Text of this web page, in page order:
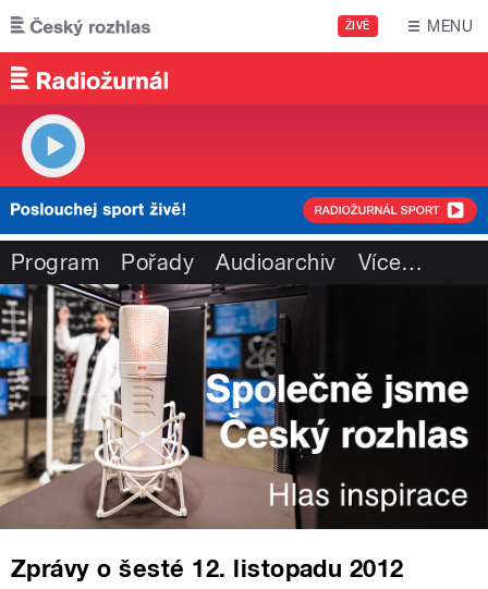
Přejít k hlavnímu obsahu
ŽIVĚ MENU
Program Pořady Audioarchiv Více…
Zprávy o šesté 12. listopadu 2012